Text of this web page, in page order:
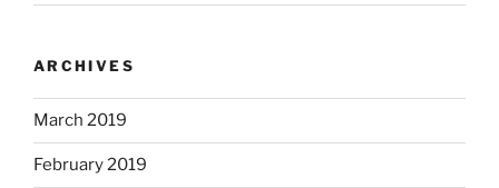
ARCHIVES
March 2019
February 2019